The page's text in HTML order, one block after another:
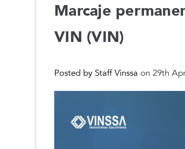
Marcaje
VIN (VIN)
Posted by Staff Vinssa on 29th